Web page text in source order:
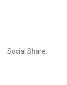
Social Share: